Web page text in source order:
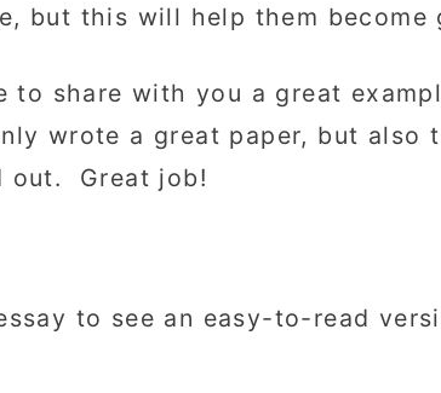
but this will help them
to share with you a great
wrote a great paper, but also
out. Great job!
to see an easy-to-read